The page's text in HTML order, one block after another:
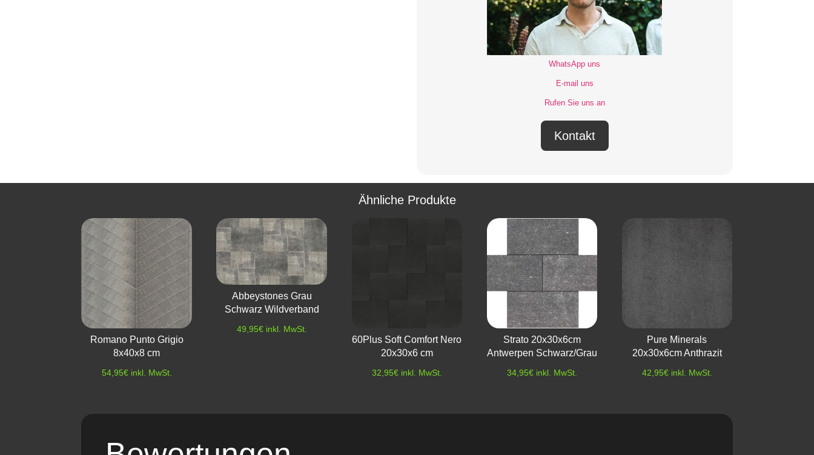
WhatsApp uns
E-mail uns
Rufen Sie uns an
Kontakt
Ähnliche Produkte
Romano Punto Grigio
8x40x8 cm
54,95€ inkl. MwSt.
Abbeystones Grau
Schwarz Wildverband
49,95€ inkl. MwSt.
60Plus Soft Comfort Nero
20x30x6 cm
32,95€ inkl. MwSt.
Strato 20x30x6cm
Antwerpen Schwarz/Grau
34,95€ inkl. MwSt.
Pure Minerals
20x30x6cm Anthrazit
42,95€ inkl. MwSt.